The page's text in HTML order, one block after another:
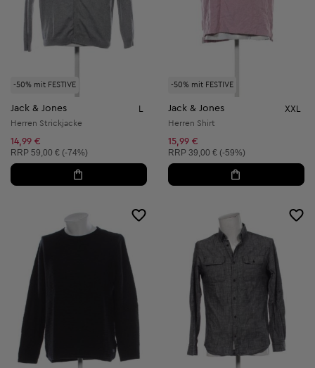
-50% mit FESTIVE
Jack & Jones L
Herren Strickjacke
14,99 €
Unverbindliche Preisempfehlung:
RRP 59,00 € (-74%)
-50% mit FESTIVE
Jack & Jones XXL
Herren Shirt
15,99 €
Unverbindliche Preisempfehlung:
RRP 39,00 € (-59%)